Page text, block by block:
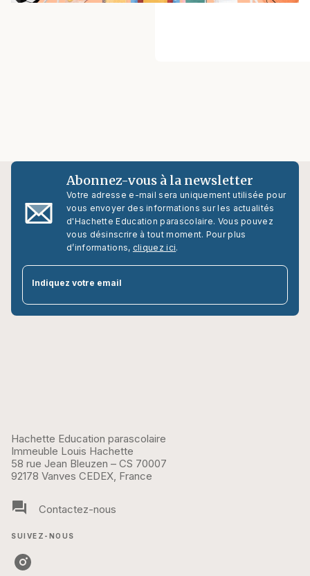
Abonnez-vous à la newsletter
Votre adresse e-mail sera uniquement utilisée pour
vous envoyer des informations sur les actualités
d'Hachette Education parascolaire. Vous pouvez
vous désinscrire à tout moment. Pour plus
d’informations, cliquez ici.
Indiquez votre email
Hachette Education parascolaire
Immeuble Louis Hachette
58 rue Jean Bleuzen – CS 70007
92178 Vanves CEDEX, France
question_answer Contactez-nous
SUIVEZ-NOUS